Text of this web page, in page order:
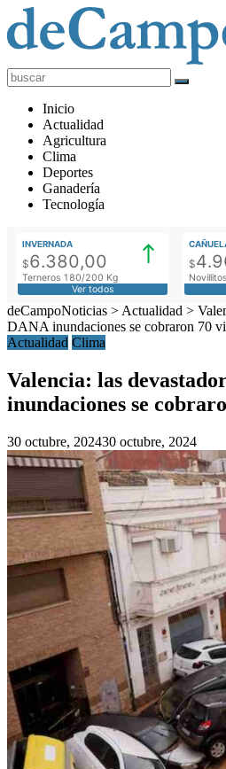
deCampoNoticias
Actualidad
Agropecuaria
Inicio
Actualidad
Agricultura
Clima
Deportes
Ganadería
Tecnología
INVERNADA
$6.380,00
Terneros 180/200 Kg
Ver todos
$
deCampoNoticias > Actualidad >
DANA inundaciones se cobraron 70
Actualidad Clima
Valencia: las
inundaciones se
30 octubre, 202430 octubre, 2024